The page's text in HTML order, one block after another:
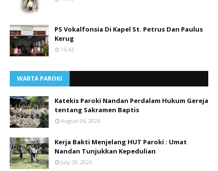
PS Vokalfonsia Di Kapel St. Petrus Dan Paulus
Kerug
15.43
WARTA PAROKI
Katekis Paroki Nandan Perdalam Hukum Gereja
tentang Sakramen Baptis
August 06, 2026
Kerja Bakti Menjelang HUT Paroki : Umat
Nandan Tunjukkan Kepedulian
July 28, 2026